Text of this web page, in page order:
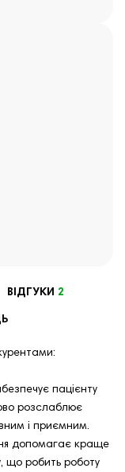
ВІДГУКИ 2
пацієнту
розслаблює
і приємним.
допомагає краще
що робить роботу